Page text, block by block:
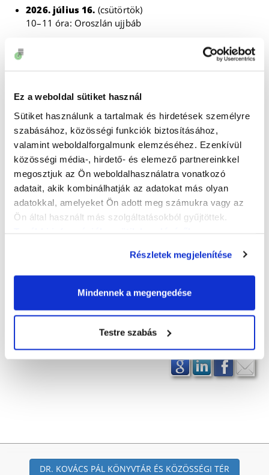
Ez a weboldal sütiket használ
Sütiket használunk a tartalmak és hirdetések személyre
szabásához, közösségi funkciók biztosításához,
valamint weboldalforgalmunk elemzéséhez. Ezenkívül
közösségi média-, hirdető- és elemező partnereinkkel
megosztjuk az Ön weboldalhasználatra vonatkozó
adatait, akik kombinálhatják az adatokat más olyan
adatokkal, amelyeket Ön adott meg számukra vagy az
Ön által használt más szolgáltatásokból gyűjtöttek.
Részletek megjelenítése
Mindennek a megengedése
Testre szabás
2026. július 16. (csütörtök)
10–11 óra: Oroszlán ujjbáb
10–11 óra: Esőbot készítése
2026. augusztus 6.(csütörtök)
10–11 óra: Polip papírból
2026. augusztus 13.(csütörtök)
10–11 óra: Nyelvöltögető béka
2026. augusztus 27.(csütörtök)
10–11 óra: Fűfej készítése
(2023 Győr, Herman Ottó u. 22.)
A foglalkozások ingyenesek, de előzetes
regisztrációhoz kötöttek.Jelentkezni a könyvtár
aktuális programnál lehet.
A programváltoztatás jogát fenntartjuk.
DR. KOVÁCS PÁL KÖNYVTÁR ÉS KÖZÖSSÉGI TÉR